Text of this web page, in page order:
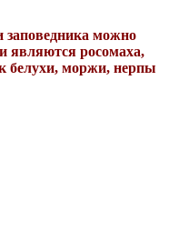
заповедника можно
являются росомаха,
белухи, моржи, нерпы